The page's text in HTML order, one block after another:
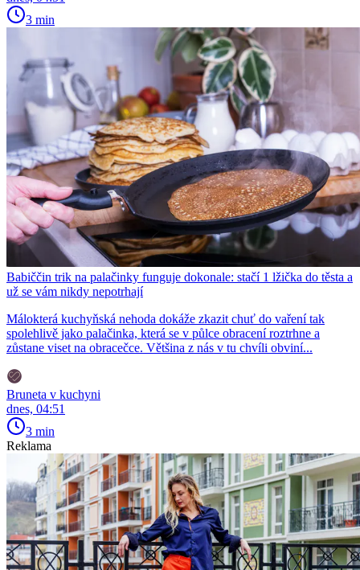
3 min
Babiččin trik na palačinky funguje dokonale: stačí 1 lžička do těsta a
už se vám nikdy nepotrhají
Málokterá kuchyňská nehoda dokáže zkazit chuť do vaření tak
spolehlivě jako palačinka, která se v půlce obracení roztrhne a
zůstane viset na obracečce. Většina z nás v tu chvíli obviní...
Bruneta v kuchyni
dnes, 04:51
3 min
Reklama